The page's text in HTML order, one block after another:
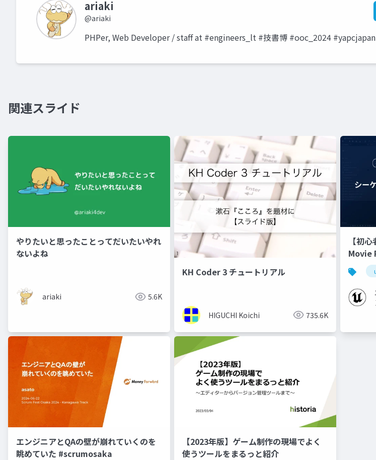
ariaki
@ariaki
PHPer, Web Developer / staff at #engineers_lt #技書博 #ooc_2024 #yapcjapan
関連スライド
やりたいと思ったことってだいたいやれ
ないよね
ariaki 5.6K
KH Coder 3 チュートリアル
HIGUCHI Koichi 735.6K
【初
Movie
【
エンジニアとQAの壁が崩れていくのを
眺めていた #scrumosaka
【2023年版】ゲーム制作の現場でよく
使うツールをまるっと紹介